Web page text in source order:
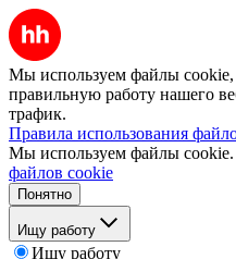
Мы используем файлы cookie,
правильную работу нашего
трафик.
Правила использования
Мы используем файлы cookie.
файлов cookie
Понятно
Ищу работу
Ищу работу